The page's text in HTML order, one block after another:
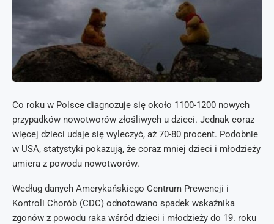
Co roku w Polsce diagnozuje się około 1100-1200 nowych
przypadków nowotworów złośliwych u dzieci. Jednak coraz
więcej dzieci udaje się wyleczyć, aż 70-80 procent. Podobnie
w USA, statystyki pokazują, że coraz mniej dzieci i młodzieży
umiera z powodu nowotworów.
Według danych Amerykańskiego Centrum Prewencji i
Kontroli Chorób (CDC) odnotowano spadek wskaźnika
zgonów z powodu raka wśród dzieci i młodzieży do 19. roku